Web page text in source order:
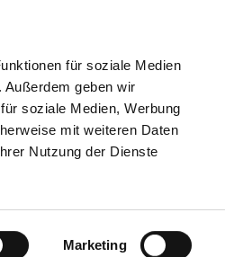
für soziale Medien
geben wir
soziale Medien, Werbung
mit weiteren Daten
Nutzung der Dienste
Marketing